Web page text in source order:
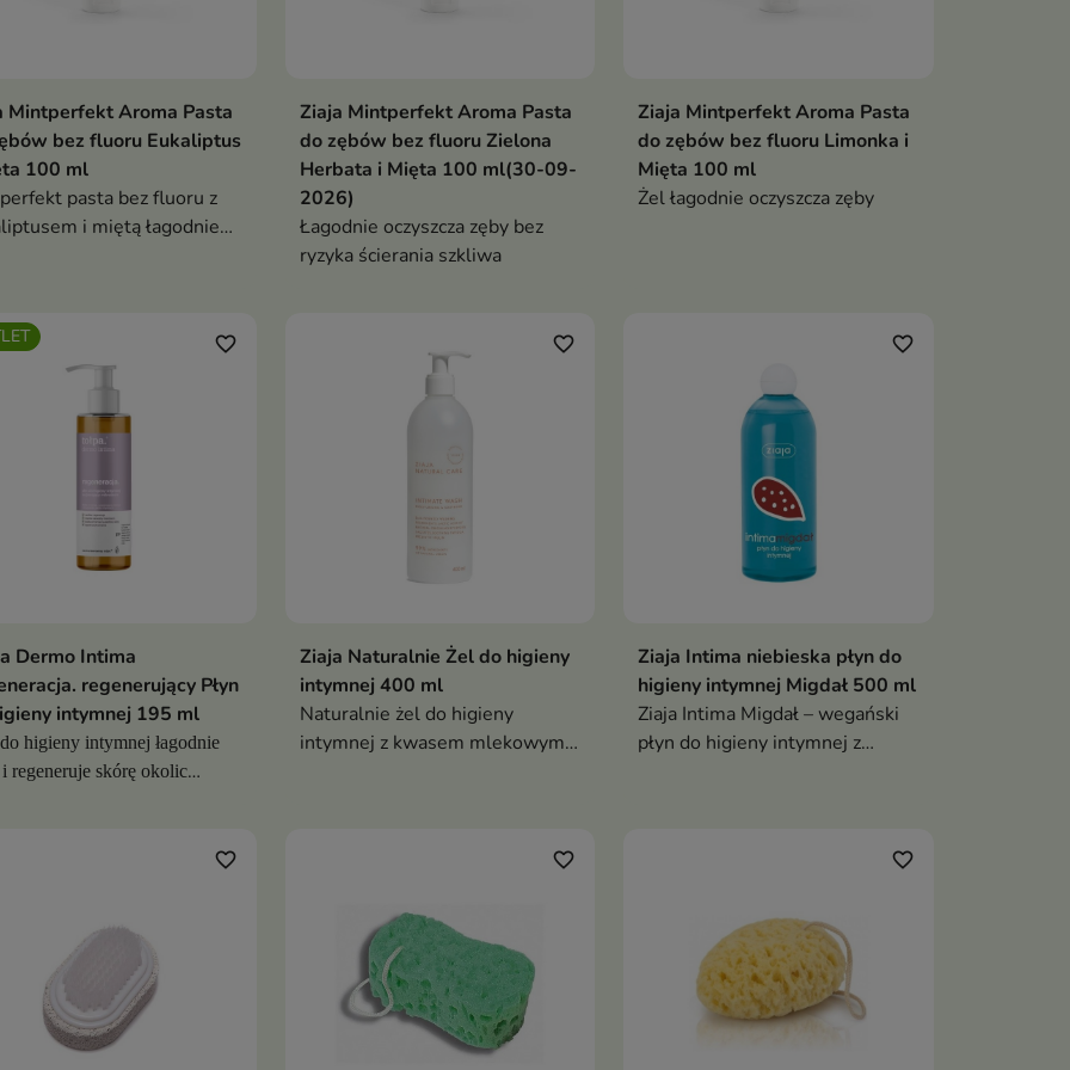
Mintperfekt Aroma Pasta
bez fluoru Eukaliptus
100 ml
pasta bez fluoru z
i miętą łagodnie
Ziaja Mintperfekt Aroma Pasta
do zębów bez fluoru Zielona
Herbata i Mięta 100 ml(30-09-
2026)
Łagodnie oczyszcza zęby bez
ryzyka ścierania szkliwa
Ziaja Mintperfekt Aroma Pasta
do zębów bez fluoru Limonka i
Mięta 100 ml
Żel łagodnie oczyszcza zęby
favorite_border
Dermo Intima
regenerujący Płyn
intymnej 195 ml
higieny intymnej łagodnie
regeneruje skórę okolic
favorite_border
Ziaja Naturalnie Żel do higieny
intymnej 400 ml
Naturalnie żel do higieny
intymnej z kwasem mlekowym i
favorite_border
Ziaja Intima niebieska płyn do
higieny intymnej Migdał 500 ml
Ziaja Intima Migdał – wegański
płyn do higieny intymnej z
favorite_border favorite_border favorite_border